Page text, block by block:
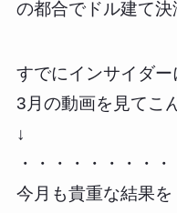
の都合でドル建て決
すでにインサイダー
3月の動画を見てこ
↓
・・・・・・・・
今月も貴重な結果を